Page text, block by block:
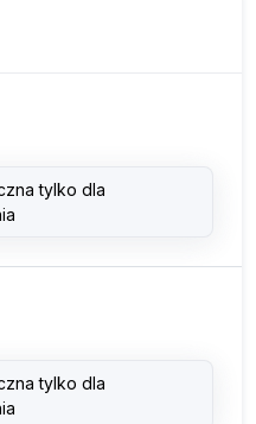
tylko dla
tylko dla